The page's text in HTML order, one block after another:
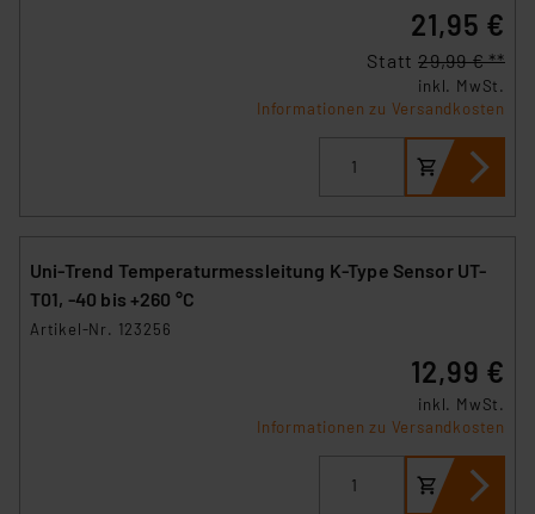
21,95 €
Statt 29,99 € **
inkl. MwSt.
Informationen zu Versandkosten
Uni-Trend Temperaturmessleitung K-Type Sensor UT-
T01, -40 bis +260 °C
Artikel-Nr. 123256
12,99 €
inkl. MwSt.
Informationen zu Versandkosten